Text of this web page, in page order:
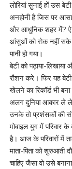
लोरियां सुनाई हों उस
अनहोनी है जिस पर
और आधुनिक शहर में?
आंसुओं को रोक नहीं
पानी हो गया।
बेटी को पढ़ाया-लिखाया
रौशन करे। फिर यह
खेलने का रिकॉर्ड भी
अलग दुनिया आकार ले
उनके तो प्रशंसकों की
मोबाइल युग में परिवार
है। आज के परिवारों में
माता-पिता को शुरुआती
चाहिए जैसा वो उसे